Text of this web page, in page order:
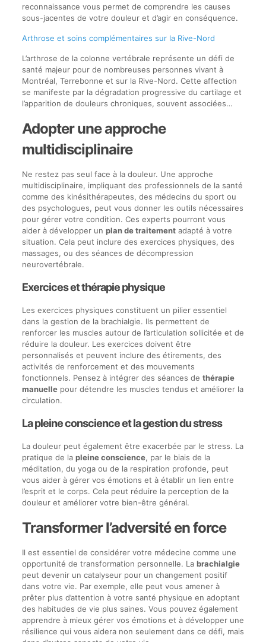
reconnaissance vous permet de comprendre les causes
sous-jacentes de votre douleur et d’agir en conséquence.
Arthrose et soins complémentaires sur la Rive-Nord
L’arthrose de la colonne vertébrale représente un défi de
santé majeur pour de nombreuses personnes vivant à
Montréal, Terrebonne et sur la Rive-Nord. Cette affection
se manifeste par la dégradation progressive du cartilage et
l’apparition de douleurs chroniques, souvent associées…
Adopter une approche
multidisciplinaire
Ne restez pas seul face à la douleur. Une approche
multidisciplinaire, impliquant des professionnels de la santé
comme des kinésithérapeutes, des médecins du sport ou
des psychologues, peut vous donner les outils nécessaires
pour gérer votre condition. Ces experts pourront vous
aider à développer un plan de traitementadapté à votre
situation. Cela peut inclure des exercices physiques, des
massages, ou des séances de décompression
neurovertébrale.
Exercices et thérapie physique
Les exercices physiques constituent un pilier essentiel
dans la gestion de la brachialgie. Ils permettent de
renforcer les muscles autour de l’articulation sollicitée et de
réduire la douleur. Les exercices doivent être
personnalisés et peuvent inclure des étirements, des
activités de renforcement et des mouvements
fonctionnels. Pensez à intégrer des séances de thérapie
manuellepour détendre les muscles tendus et améliorer la
circulation.
La pleine conscience et la gestion du stress
La douleur peut également être exacerbée par le stress. La
pratique de la pleine conscience, par le biais de la
méditation, du yoga ou de la respiration profonde, peut
vous aider à gérer vos émotions et à établir un lien entre
l’esprit et le corps. Cela peut réduire la perception de la
douleur et améliorer votre bien-être général.
Transformer l’adversité en force
Il est essentiel de considérer votre médecine comme une
opportunité de transformation personnelle. La brachialgie
peut devenir un catalyseur pour un changement positif
dans votre vie. Par exemple, elle peut vous amener à
prêter plus d’attention à votre santé physique en adoptant
des habitudes de vie plus saines. Vous pouvez également
apprendre à mieux gérer vos émotions et à développer une
résilience qui vous aidera non seulement dans ce défi, mais